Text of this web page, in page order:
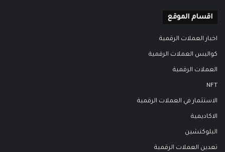
اقسام الموقع
اخبار العملات الرقمية
كواليس العملات الرقمية
العملات الرقمية
NFT
الاستثمار في العملات الرقمية
الاكاديمية
البلوكتشين
تعدين العملات الرقمية